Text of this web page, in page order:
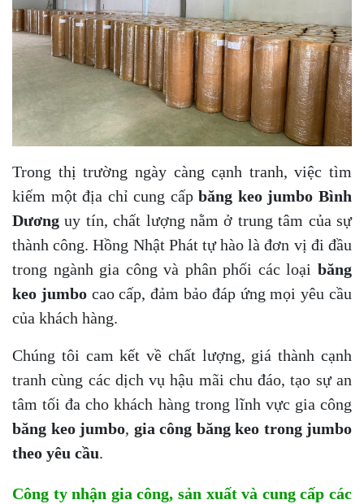
Trong thị trường ngày càng cạnh tranh, việc tìm
kiếm một địa chỉ cung cấpbăng keo jumbo Bình
Dương uy tín, chất lượng nằm ở trung tâm của sự
thành công. Hồng Nhật Phát tự hào là đơn vị đi đầu
trong ngành gia công và phân phối các loại băng
keo jumbocao cấp, đảm bảo đáp ứng mọi yêu cầu
của khách hàng.
Chúng tôi cam kết về chất lượng, giá thành cạnh
tranh cùng các dịch vụ hậu mãi chu đáo, tạo sự an
tâm tối đa cho khách hàng trong lĩnh vực gia công
băng keo jumbo, gia công băng keo trong jumbo
theo yêu cầu.
Công ty nhận gia công, sản xuất và cung cấp các